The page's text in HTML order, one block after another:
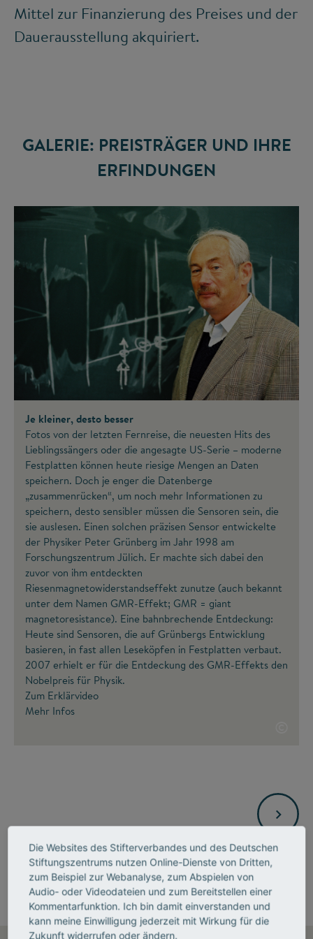
Mittel zur Finanzierung des Preises und der
Dauerausstellung akquiriert.
GALERIE: PREISTRÄGER UND IHRE
ERFINDUNGEN
Je kleiner, desto besser
Fotos von der letzten Fernreise, die neuesten Hits des
Lieblingssängers oder die angesagte US-Serie – moderne
Festplatten können heute riesige Mengen an Daten
speichern. Doch je enger die Datenberge
„zusammenrücken“, um noch mehr Informationen zu
speichern, desto sensibler müssen die Sensoren sein, die
sie auslesen. Einen solchen präzisen Sensor entwickelte
der Physiker Peter Grünberg im Jahr 1998 am
Forschungszentrum Jülich. Er machte sich dabei den
zuvor von ihm entdeckten
Riesenmagnetowiderstandseffekt zunutze (auch bekannt
unter dem Namen GMR-Effekt; GMR = giant
magnetoresistance). Eine bahnbrechende Entdeckung:
Heute sind Sensoren, die auf Grünbergs Entwicklung
basieren, in fast allen Leseköpfen in Festplatten verbaut.
2007 erhielt er für die Entdeckung des GMR-Effekts den
Nobelpreis für Physik.
Zum Erklärvideo
Mehr Infos
Die Websites des Stifterverbandes und des Deutschen
Stiftungszentrums nutzen Online-Dienste von Dritten,
zum Beispiel zur Webanalyse, zum Abspielen von
Audio- oder Videodateien und zum Bereitstellen einer
Kommentarfunktion. Ich bin damit einverstanden und
kann meine Einwilligung jederzeit mit Wirkung für die
Zukunft widerrufen oder ändern.